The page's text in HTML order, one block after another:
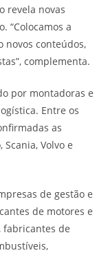
revela novas
“Colocamos a
novos conteúdos,
complementa.
por montadoras e
Entre os
as
Scania, Volvo e
de gestão e
de motores e
fabricantes de